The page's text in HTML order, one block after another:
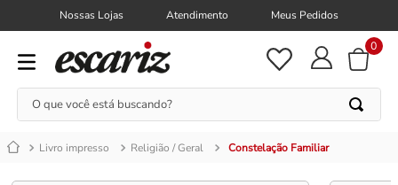
Nossas Lojas Atendimento Meus Pedidos
0
O que você está buscando?
Livro impresso Religião / Geral Constelação Familiar